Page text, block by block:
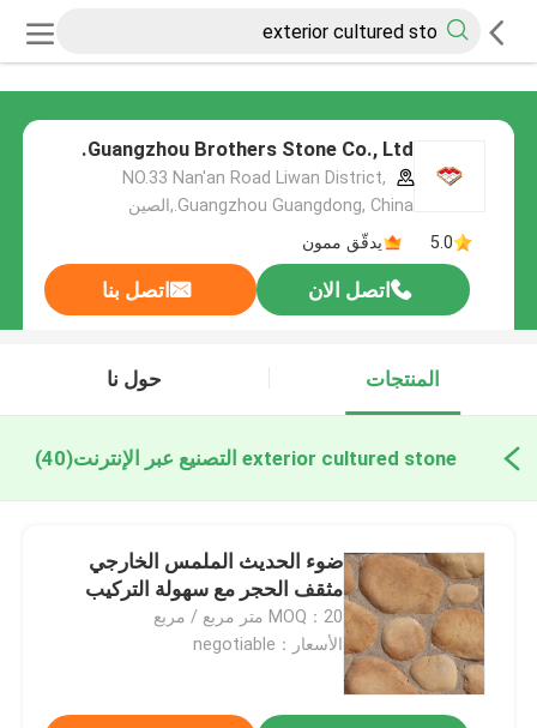
Guangzhou Brothers Stone Co., Ltd.
NO.33 Nan'an Road Liwan District,
Guangzhou Guangdong, China.,الصين
5.0
يدقّق ممون
اتصل الان اتصل بنا
المنتجات حول نا
exterior cultured stone التصنيع عبر الإنترنت (40)
ضوء الحديث الملمس الخارجي
مثقف الحجر مع سهولة التركيب
MOQ：20 متر مربع / مربع
الأسعار：negotiable